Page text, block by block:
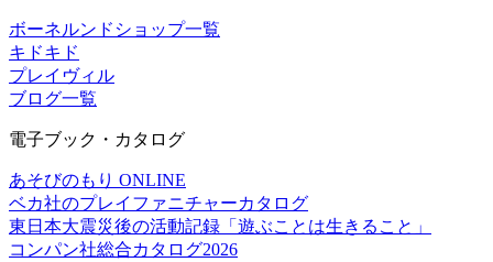
ボーネルンドショップ一覧
キドキド
プレイヴィル
ブログ一覧
電子ブック・カタログ
あそびのもり ONLINE
ベカ社のプレイファニチャーカタログ
東日本大震災後の活動記録「遊ぶことは生きること」
コンパン社総合カタログ2026